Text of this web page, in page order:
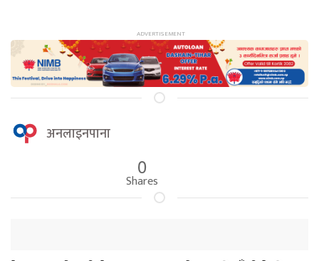
अनलाइनपाना
0
Shares